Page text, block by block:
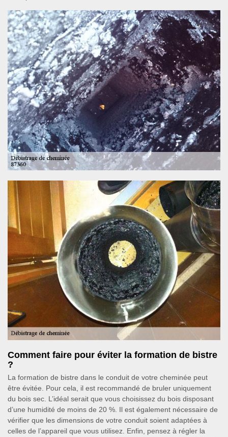
Comment faire pour éviter la formation de bistre
?
La formation de bistre dans le conduit de votre cheminée peut
être évitée. Pour cela, il est recommandé de bruler uniquement
du bois sec. L’idéal serait que vous choisissez du bois disposant
d’une humidité de moins de 20 %. Il est également nécessaire de
vérifier que les dimensions de votre conduit soient adaptées à
celles de l’appareil que vous utilisez. Enfin, pensez à régler la